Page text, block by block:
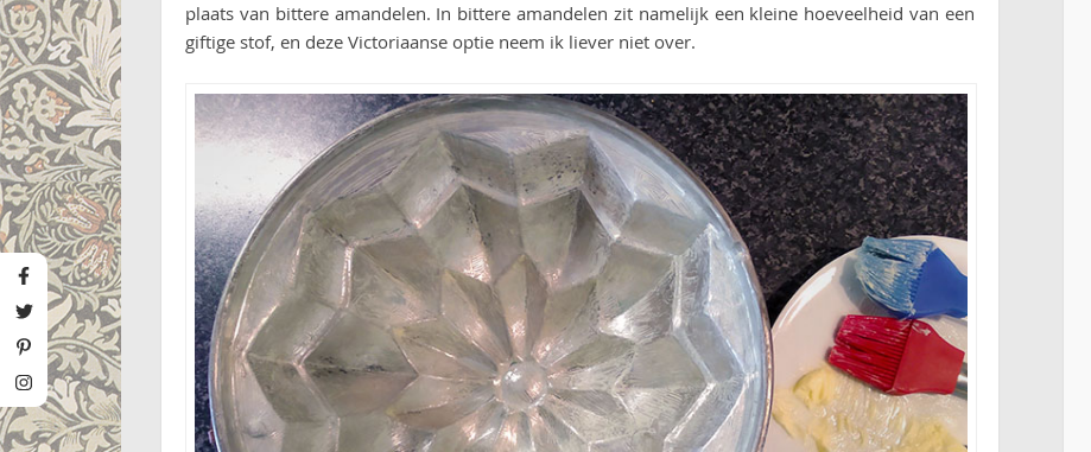
plaats van bittere amandelen. In bittere amandelen zit namelijk een kleine hoeveelheid van een
giftige stof, en deze Victoriaanse optie neem ik liever niet over.
Pin this!